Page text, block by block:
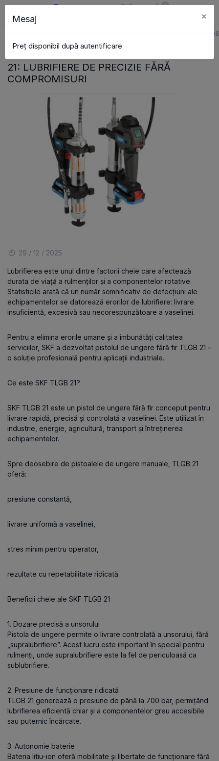
0
Pistol de ungere fără fir SKF
21: LUBRIFIERE DE PRECIZIE FĂRĂ
COMPROMISURI
29 / 12 / 2025
Lubrifierea este unul dintre factorii cheie care afectează
durata de viață a rulmenților și a componentelor rotative.
Statisticile arată că un număr semnificativ de defecțiuni ale
echipamentelor se datorează erorilor de lubrifiere: livrare
insuficientă, excesivă sau necorespunzătoare a vaselinei.
Pentru a elimina erorile umane și a îmbunătăți calitatea
serviciilor, SKF a dezvoltat pistolul de ungere fără fir TLGB 21 -
o soluție profesională pentru aplicații industriale.
Ce este SKF TLGB 21?
SKF TLGB 21 este un pistol de ungere fără fir conceput pentru
livrare rapidă, precisă și controlată a vaselinei. Este utilizat în
industrie, energie, agricultură, transport și întreținerea
echipamentelor.
Spre deosebire de pistoalele de ungere manuale, TLGB 21
oferă:
presiune constantă,
livrare uniformă a vaselinei,
stres minim pentru operator,
rezultate cu repetabilitate ridicată.
Beneficii cheie ale SKF TLGB 21
1. Dozare precisă a unsorului
Pistola de ungere permite o livrare controlată a unsorului, fără
„supralubrifiere”. Acest lucru este important în special pentru
rulmenți, unde supralubrifiere este la fel de periculoasă ca
sublubrifiere.
2. Presiune de funcționare ridicată
TLGB 21 generează o presiune de până la 700 bar, permițând
lubrifierea eficientă chiar și a componentelor greu accesibile
sau puternic încărcate.
3. Autonomie baterie
Bateria litiu-ion oferă mobilitate și libertate de funcționare fără
Mesaj ×
Preț disponibil după autentificare